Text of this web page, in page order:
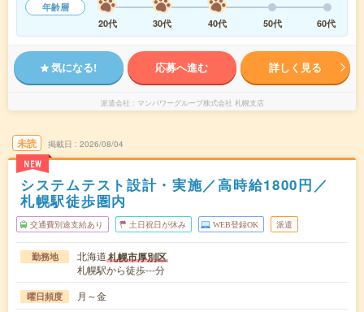
年齢層
20代
30代 40代 50代 60代
気になる! 応募へ進む 詳しく見る
派遣会社 マンパワーグループ株式会社 札幌支店
未読
NEW
掲載日 2026/08/04
システムテスト設計・実施／高時給1800円／
札幌駅徒歩圏内
交通費別途支給あり 土日祝日が休み WEB登録OK 派遣
勤務地 北海道札幌市厚別区
札幌駅から徒歩---分
曜日頻度 月～金